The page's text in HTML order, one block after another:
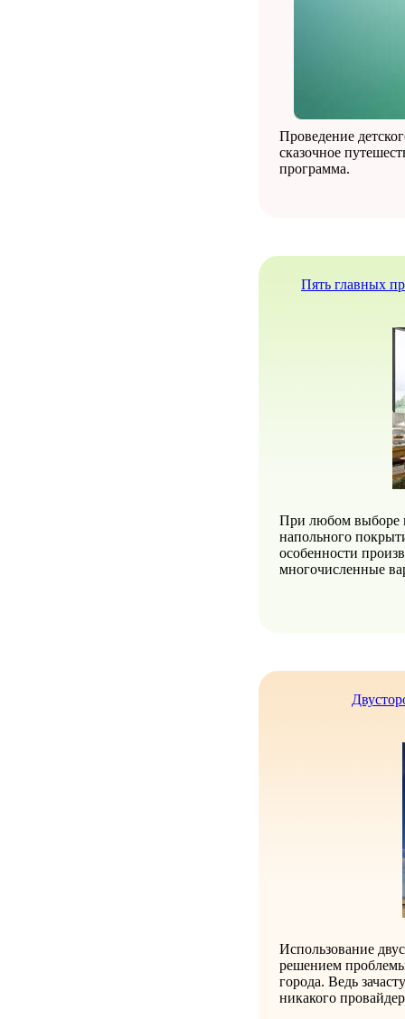
Проведение
сказочное
программа.
Пять главных
При любом выборе
напольного
особенности
многочисленные
Использование
решением
города. Ведь
никакого